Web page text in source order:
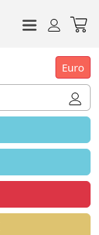
Euro